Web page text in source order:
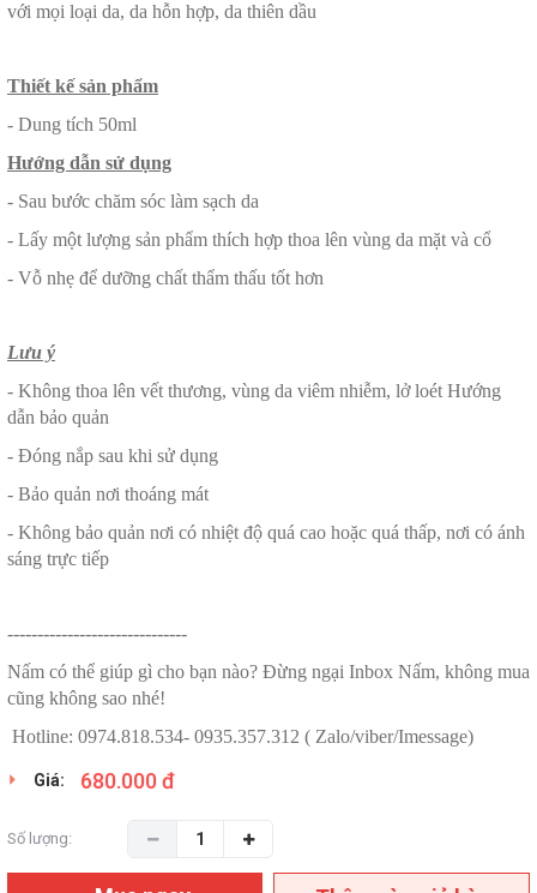
với mọi loại da, da hỗn hợp, da thiên dầu
Thiết kế sản phẩm
- Dung tích 50ml
Hướng dẫn sử dụng
- Sau bước chăm sóc làm sạch da
- Lấy một lượng sản phẩm thích hợp thoa lên vùng da mặt và cổ
- Vỗ nhẹ để dưỡng chất thẩm thấu tốt hơn
Lưu ý
- Không thoa lên vết thương, vùng da viêm nhiễm, lở loét Hướng
dẫn bảo quản
- Đóng nắp sau khi sử dụng
- Bảo quản nơi thoáng mát
- Không bảo quản nơi có nhiệt độ quá cao hoặc quá thấp, nơi có ánh
sáng trực tiếp
------------------------------
Nấm có thể giúp gì cho bạn nào? Đừng ngại Inbox Nấm, không mua
cũng không sao nhé!
Hotline: 0974.818.534- 0935.357.312 ( Zalo/viber/Imessage)
Giá: 680.000 đ
Số lượng: